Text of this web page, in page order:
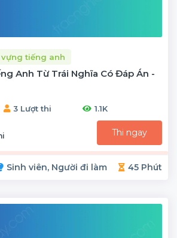
vựng tiếng anh
Anh Từ Trái Nghĩa Có Đáp Án -
3 Lượt thi 1.1K
Thi ngay
Sinh viên, Người đi làm 45 Phút